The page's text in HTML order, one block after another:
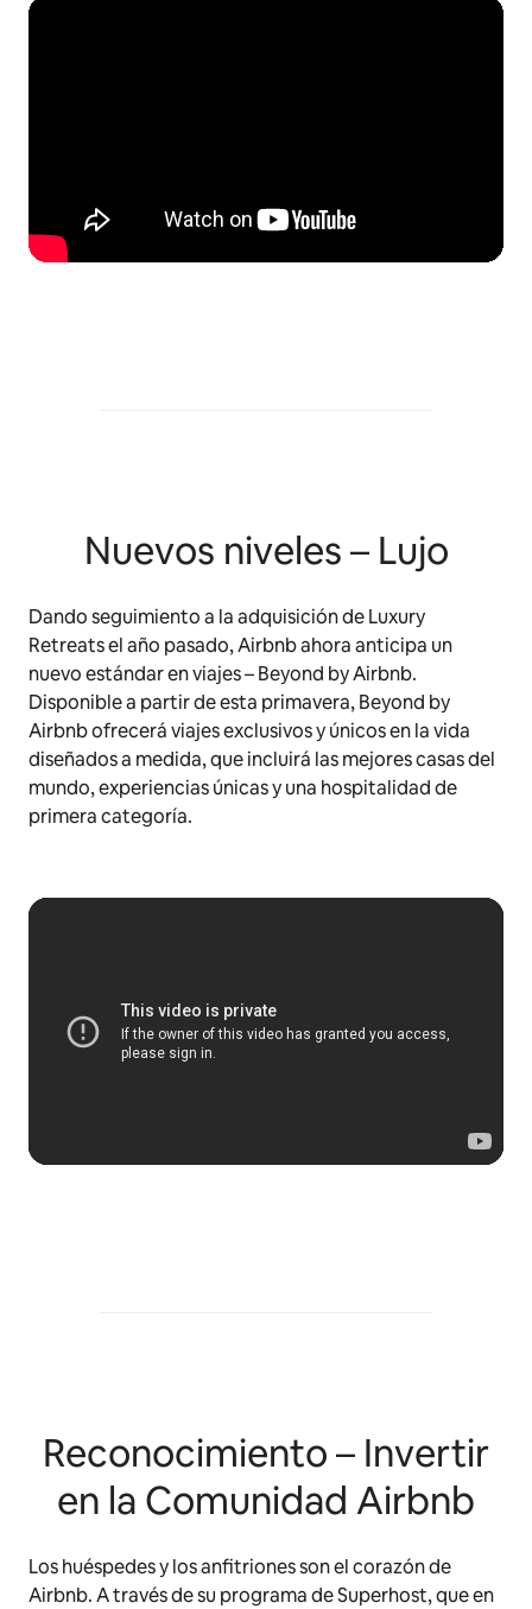
Nuevos niveles – Lujo
Dando seguimiento a la adquisición de Luxury
Retreats el año pasado, Airbnb ahora anticipa un
nuevo estándar en viajes – Beyond by Airbnb.
Disponible a partir de esta primavera,Beyond by
Airbnb ofrecerá viajes exclusivos y únicos en la vida
diseñados a medida, que incluirá las mejores casas del
mundo, experiencias únicas y una hospitalidad de
primera categoría.
Reconocimiento – Invertir
en la Comunidad Airbnb
Los huéspedes y los anfitriones son el corazón de
Airbnb. A través de su programa de Superhost, que en